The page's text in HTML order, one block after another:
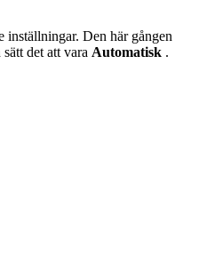
inställningar. Den här gången
sätt det att vara Automatisk .